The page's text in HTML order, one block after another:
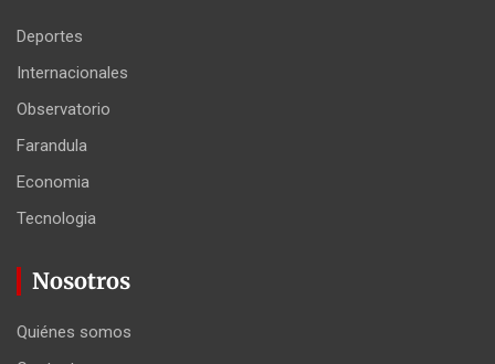
Deportes
Internacionales
Observatorio
Farandula
Economia
Tecnologia
Nosotros
Quiénes somos